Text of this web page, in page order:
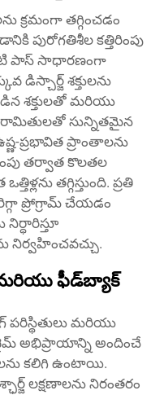
క్రమంగా తగ్గించడం
పురోగతిశీల కత్తిరింపు
పాస్ సాధారణంగా
డిస్చార్జ్ శక్తులను
శక్తులతో మరియు
సున్నితమైన
ప్రభావిత ప్రాంతాలను
తర్వాత కొలతల
తగ్గిస్తుంది. ప్రతి
ప్రోగ్రామ్ చేయడం
ఫీడ్‌బ్యాక్
పరిస్థితులు మరియు
అభిప్రాయాన్ని అందించే
కలిగి ఉంటాయి.
లక్షణాలను నిరంతరం